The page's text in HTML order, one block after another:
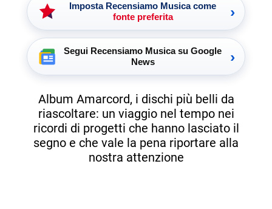
Imposta Recensiamo Musica come
fonte preferita
›
Segui Recensiamo Musica su Google
News
›
Album Amarcord, i dischi più belli da
riascoltare: un viaggio nel tempo nei
ricordi di progetti che hanno lasciato il
segno e che vale la pena riportare alla
nostra attenzione